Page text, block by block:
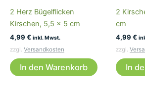
2 Herz Bügelflicken
Kirschen, 5,5 x 5 cm
4,99 € inkl. Mwst.
zzgl. Versandkosten
In den Warenkorb
2
cm
4,99 €
zzgl.
In